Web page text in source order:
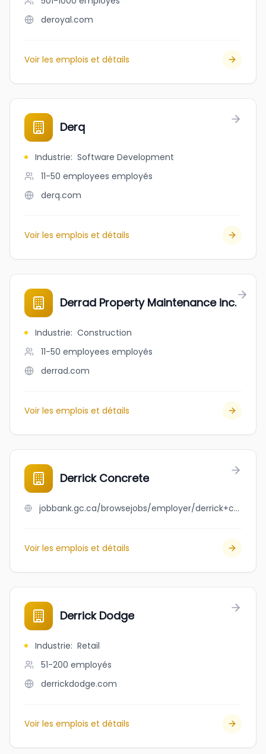
deroyal.com
Voir les emplois et détails
Derq
Industrie: Software Development
11-50 employees employés
derq.com
Voir les emplois et détails
Derrad Property Maintenance inc.
Industrie: Construction
11-50 employees employés
derrad.com
Voir les emplois et détails
Derrick Concrete
jobbank.gc.ca/browsejobs/employer/derrick+concrete/ca
Voir les emplois et détails
Derrick Dodge
Industrie: Retail
51-200 employés
derrickdodge.com
Voir les emplois et détails